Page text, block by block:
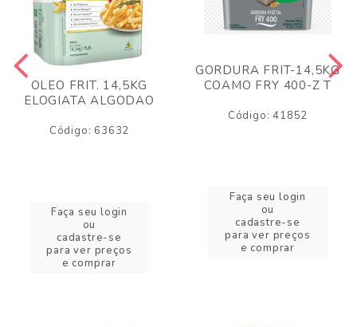
OLEO FRIT. 14,5KG
ELOGIATA ALGODAO
Código: 63632
Faça seu login
ou
cadastre-se
para ver preços
e comprar
GORDURA FRIT-14,5KG
COAMO FRY 400-Z T
Código: 41852
Faça seu login
ou
cadastre-se
para ver preços
e comprar